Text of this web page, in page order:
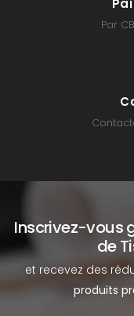
Par
Inscrivez-vous
de
et recevez des
produits